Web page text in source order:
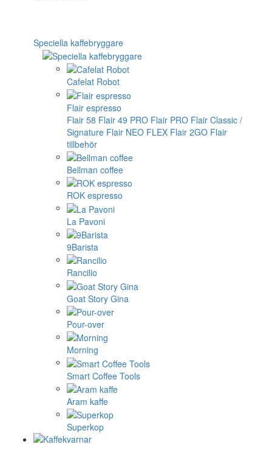
Speciella kaffebryggare
Cafelat Robot
Flair espresso
Flair 58 Flair 49 PRO Flair PRO Flair Classic /
Signature Flair NEO FLEX Flair 2GO Flair
tillbehör
Bellman coffee
ROK espresso
La Pavoni
9Barista
Rancilio
Goat Story Gina
Pour-over
Morning
Smart Coffee Tools
Aram kaffe
Superkop